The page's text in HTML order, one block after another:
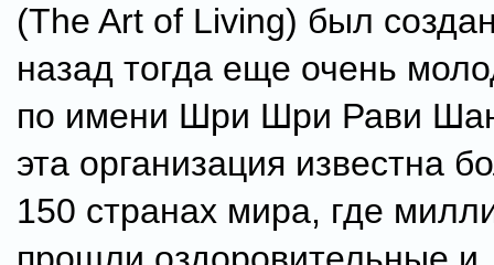
(The Art of Living) был
назад тогда еще очень
по имени Шри Шри Рави
эта организация известна
150 странах мира, где